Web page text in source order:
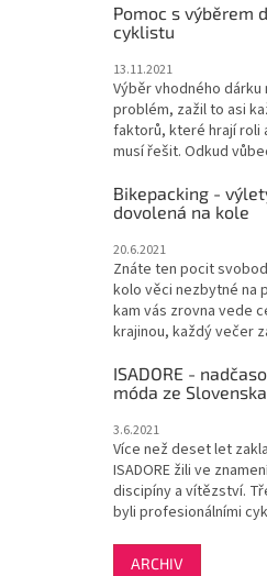
Pomoc s výběrem
cyklistu
13.11.2021
Výběr vhodného
problém, zažil to asi
faktorů, které hrají roli
musí řešit. Odkud
Bikepacking -
dovolená na kole
20.6.2021
Znáte ten pocit
kolo věci nezbytné na
kam vás zrovna vede
krajinou, každý večer
ISADORE -
móda ze Slovenska
3.6.2021
Více než deset let
ISADORE žili ve
discipíny a vítězství.
byli profesionálními
ARCHIV